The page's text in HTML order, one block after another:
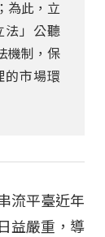
為此，立
法」公聽
機制，保
的市場環
流平臺近年
益嚴重，導